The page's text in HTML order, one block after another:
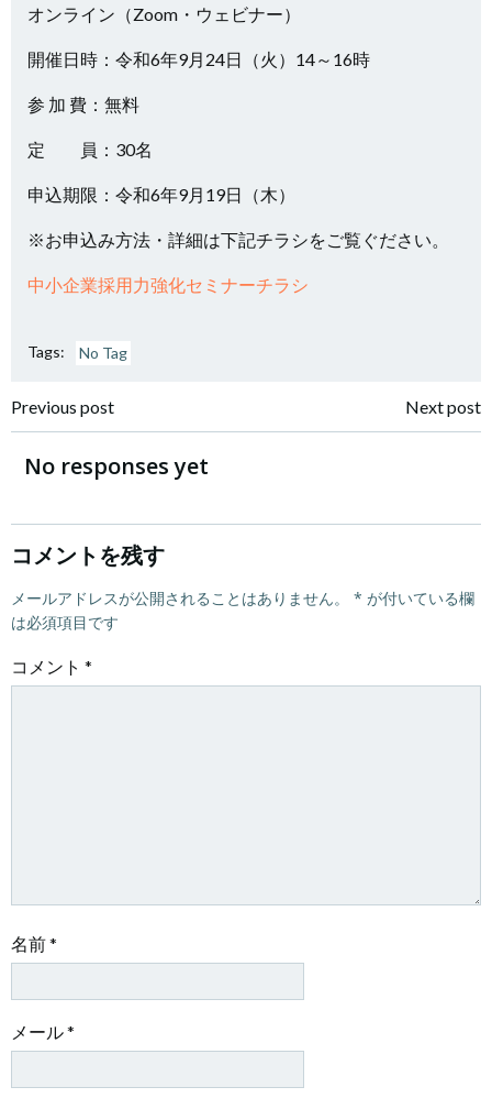
オンライン（Zoom・ウェビナー）
開催日時：令和6年9月24日（火）14～16時
参 加 費：無料
定 員：30名
申込期限：令和6年9月19日（木）
※お申込み方法・詳細は下記チラシをご覧ぐださい。
中小企業採用力強化セミナーチラシ
Tags: No Tag
投
稿
ナ
ビ
ゲ
ー
Previous post
ナ
ゲ
Next post
No responses yet
コメントを残す
メールアドレスが公開されることはありません。 * が付いている欄
は必須項目です
コメント *
名前*
メール*